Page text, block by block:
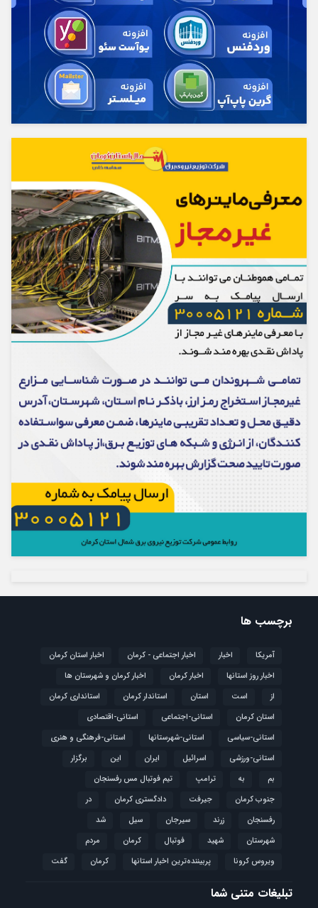
برچسب ها
آمریکا اخبار اخبار اجتماعی - کرمان
اخبار استان کرمان
اخبار روز استانها
اخبار کرمان
اخبار کرمان و شهرستان ها
از
است استان استاندار کرمان
استانداری کرمان
استان کرمان
استانی-اجتماعی
استانی-اقتصادی
استانی-سیاسی
استانی-شهرستانها
استانی-فرهنگی و هنری
استانی-ورزشی
اسرائیل ایران این
برگزار
بم
به ترامپ
تیم فوتبال مس رفسنجان
جنوب کرمان
جیرفت دادگستری کرمان
در
رفسنجان
زرند سیرجان سیل
شد
شهرستان
شهید فوتبال كرمان
مردم
ویروس کرونا
پربیننده‌ترین اخبار استانها کرمان گفت
تبلیغات متنی شما